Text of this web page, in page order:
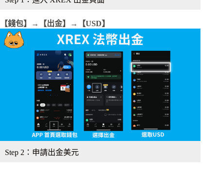
【錢包】→【出金】 →【USD】
Step 2：申請出金美元